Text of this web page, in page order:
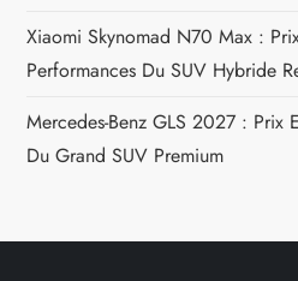
Xiaomi Skynomad N70 Max :
Performances Du SUV Hybride
Mercedes-Benz GLS 2027 : Prix
Du Grand SUV Premium